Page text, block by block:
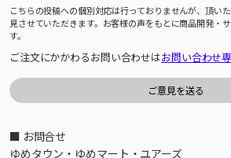
こちらの投稿への個別対応は行っておりませんが、頂い
見させていただきます。お客様の声をもとに商品開発・
す。
ご注文にかかわるお問い合わせはお問い合わせ
■ お問合せ
ゆめタウン・ゆめマート・ユアーズ